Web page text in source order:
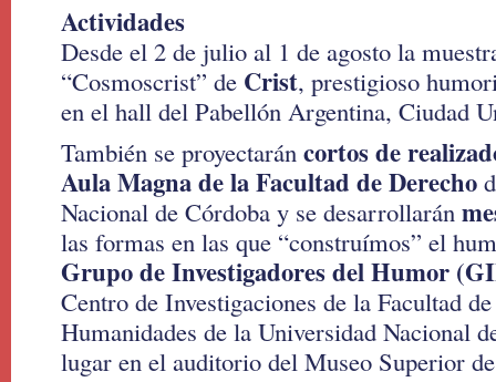
Actividades
Desde el 2 de julio al 1 de agosto la
“Cosmoscrist” de Crist, prestigioso
en el hall del Pabellón Argentina, Ciudad
También se proyectarán cortos de
Aula Magna de la Facultad de Derecho
Nacional de Córdoba y se desarrollarán
las formas en las que “construímos” el
Grupo de Investigadores del Humor
Centro de Investigaciones de la Facultad
Humanidades de la Universidad Nacional
lugar en el auditorio del Museo Superior